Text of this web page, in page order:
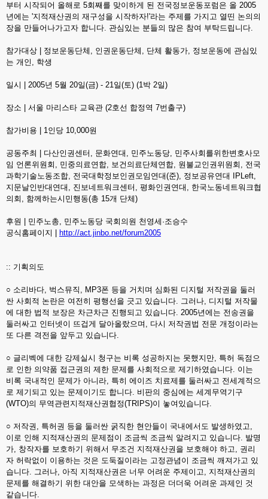
부터 시작되어 올해로 5회째를 맞이하게 된 전국정보운동포럼은 올 2005
년에는 '지적재산권의 재구성을 시작하자!'라는 주제를 가지고 열띤 논의의
장을 만들어나가고자 합니다. 관심있는 분들의 많은 참여 부탁드립니다.
참가대상 | 정보운동단체, 인권운동단체, 단체 활동가, 정보운동에 관심있
는 개인, 학생
일시 | 2005년 5월 20일(금) - 21일(토) (1박 2일)
장소 | 서울 마리스타 교육관 (2호선 합정역 7번출구)
참가비용 | 1인당 10,000원
공동주최 | 다산인권센터, 문화연대, 민주노동당, 민주사회를위한변호사모
임 언론위원회, 민중의료연합, 보건의료단체연합, 원불교인권위원회, 전국
과학기술노동조합, 전국대학정보인권모임연대(준), 정보공유연대 IPLeft,
지문날인반대연대, 진보네트워크센터, 평화인권연대, 한국노동네트워크협
의회, 함께하는시민행동(총 15개 단체)
후원 | 민주노총, 민주노동당 국회의원 천영세·조승수
공식홈페이지 |
http://act.jinbo.net/forum2005
:: 기획의도
○ 소리바다, 벅스뮤직, MP3폰 등을 거치며 심화된 디지털 저작권을 둘러
싼 사회적 논란은 여전히 평행선을 긋고 있습니다. 그러나, 디지털 저작물
에 대한 법적 보장은 차근차근 진행되고 있습니다. 2005년에는 전송권을
둘러싸고 인터넷이 뜨겁게 달아올랐으며, 다시 저작권법 전문 개정이라는
또 다른 격전을 앞두고 있습니다.
○ 글리벡에 대한 강제실시 청구는 비록 성공하지는 못했지만, 특허 독점으
로 인한 의약품 접근권의 제한 문제를 사회적으로 제기하였습니다. 이는
비록 국내적인 문제가 아니라, 특히 에이즈 치료제를 둘러싸고 전세계적으
로 제기되고 있는 문제이기도 합니다. 비판의 중심에는 세계무역기구
(WTO)의 무역관련지적재산권협정(TRIPS)이 놓여있습니다.
○ 저작권, 특허권 등을 둘러싼 굵직한 현안들이 국내에서도 발생하였고,
이로 인해 지적재산권의 문제점이 조금씩 조금씩 알려지고 있습니다. 발명
가, 창작자를 보호하기 위해서 무조건 지적재산권을 보호해야 하고, 권리
자 허락없이 이용하는 것은 도둑질이라는 고정관념이 조금씩 깨져가고 있
습니다. 그러나, 아직 지적재산권은 너무 어려운 주제이고, 지적재산권의
문제를 해결하기 위한 대안을 모색하는 과정은 더더욱 어려운 과제인 것
같습니다.